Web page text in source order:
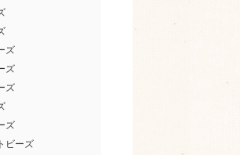
ズ
ズ
ズ
ズ
ビーズ